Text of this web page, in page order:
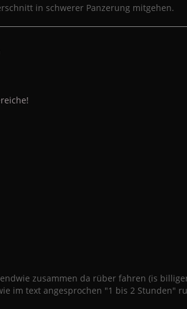
in schwerer Panzerung mitgehen.
zusammen da rüber fahren (is
im text angesprochen "1 bis 2 Stunden"